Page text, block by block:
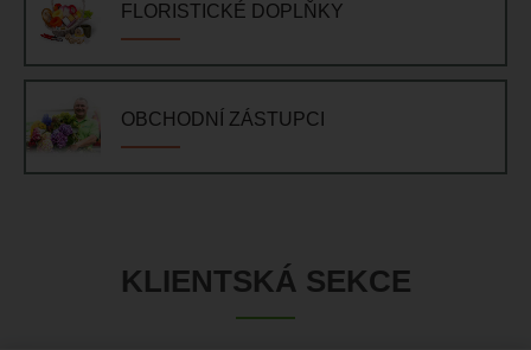
FLORISTICKÉ DOPLŇKY
OBCHODNÍ ZÁSTUPCI
KLIENTSKÁ SEKCE